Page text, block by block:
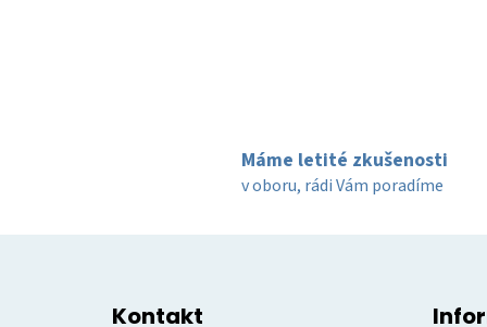
Máme letité zkušenosti
v oboru, rádi Vám poradíme
Kontakt